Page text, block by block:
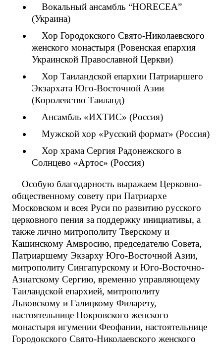
Вокальный ансамбль “HORECEA”
(Украина)
Хор Городокского Свято-Николаевского
женского монастыря (Ровенская епархия
Украинской Православной Церкви)
Хор Таиландской епархии Патриаршего
Экзархата Юго-Восточной Азии
(Королевство Таиланд)
Ансамбль «ИХТИС» (Россия)
Мужской хор «Русский формат» (Россия)
Хор храма Сергия Радонежского в
Солнцево «Артос» (Россия)
Особую благодарность выражаем Церковно-
общественному совету при Патриархе
Московском и всея Руси по развитию русского
церковного пения за поддержку инициативы, а
также лично митрополиту Тверскому и
Кашинскому Амвросию, председателю Совета,
Патриаршему Экзарху Юго-Восточной Азии,
митрополиту Сингапурскому и Юго-Восточно-
Азиатскому Сергию, временно управляющему
Таиландской епархией, митрополиту
Львовскому и Галицкому Филарету,
настоятельнице Покровского женского
монастыря игумении Феофании, настоятельнице
Городокского Свято-Николаевского женского